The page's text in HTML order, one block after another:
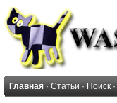
Главная · Статьи · Поиск ·